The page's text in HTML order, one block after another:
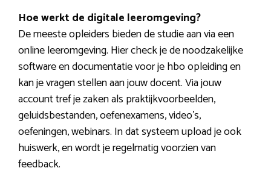
Hoe werkt de digitale leeromgeving?
De meeste opleiders bieden de studie aan via een
online leeromgeving. Hier check je de noodzakelijke
software en documentatie voor je hbo opleiding en
kan je vragen stellen aan jouw docent. Via jouw
account tref je zaken als praktijkvoorbeelden,
geluidsbestanden, oefenexamens, video’s,
oefeningen, webinars. In dat systeem upload je ook
huiswerk, en wordt je regelmatig voorzien van
feedback.